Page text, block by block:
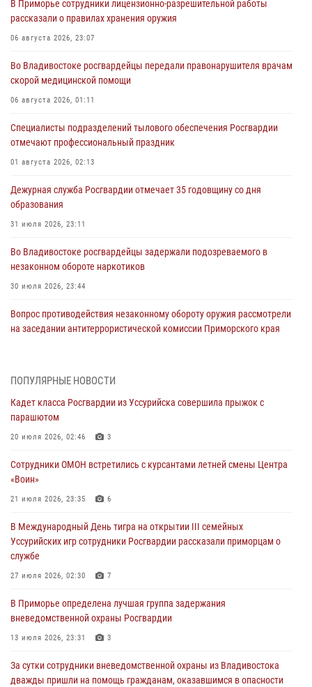
В Приморье сотрудники лицензионно-разрешительной работы
рассказали о правилах хранения оружия
06 августа 2026, 23:07
Во Владивостоке росгвардейцы передали правонарушителя врачам
скорой медицинской помощи
06 августа 2026, 01:11
Специалисты подразделений тылового обеспечения Росгвардии
отмечают профессиональный праздник
01 августа 2026, 02:13
Дежурная служба Росгвардии отмечает 35 годовщину со дня
образования
31 июля 2026, 23:11
Во Владивостоке росгвардейцы задержали подозреваемого в
незаконном обороте наркотиков
30 июля 2026, 23:44
Вопрос противодействия незаконному обороту оружия рассмотрели
на заседании антитеррористической комиссии Приморского края
Во Владивостоке во дворе жилого дома сотрудники
В День Крещения Руси в Князь-Владимирском храме – Главном
ходом
посвященном Дню Крещения Руси
28 июля 2026, 05:39
В Международный День тигра на открытии III семейных
службе
ПОПУЛЯРНЫЕ НОВОСТИ
Кадет класса Росгвардии из Уссурийска совершила прыжок с
парашютом
20 июля 2026, 02:46 3
Сотрудники ОМОН встретились с курсантами летней смены Центра
«Воин»
21 июля 2026, 23:35 6
В Международный День тигра на открытии III семейных
Уссурийских игр сотрудники Росгвардии рассказали приморцам о
службе
27 июля 2026, 02:30 7
В Приморье определена лучшая группа задержания
вневедомственной охраны Росгвардии
13 июля 2026, 23:31 3
За сутки сотрудники вневедомственной охраны из Владивостока
дважды пришли на помощь гражданам, оказавшимся в опасности